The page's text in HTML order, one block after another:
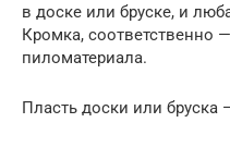
в доске или бруске, и
Кромка, соответственно
пиломатериала.
Пласть доски или бруска